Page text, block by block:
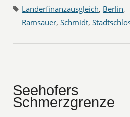
Länderfinanzausgleich, Berlin,
Ramsauer,Schmidt,
Seehofers
Schmerzgrenze